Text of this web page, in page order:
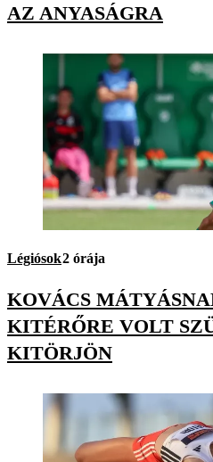
AZ ANYASÁGRA
Légiósok2 órája
KOVÁCS
KITÉRŐRE VOLT
KITÖRJÖN